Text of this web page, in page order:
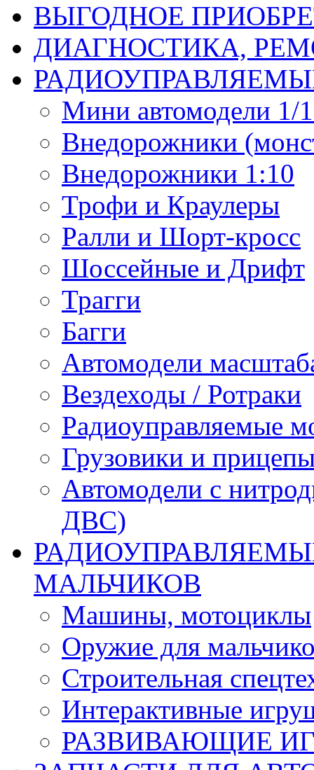
ВЫГОДНОЕ
ДИАГНОСТИКА,
Мини автомодели 1/
Внедорожники
Внедорожники 1:10
Трофи и Краулеры
Ралли и Шорт-кросс
Шоссейные и Дрифт
Трагги
Багги
Автомодели
Вездеходы / Ротраки
Радиоуправляемые
Грузовики и
Автомодели с
ДВС)
МАЛЬЧИКОВ
Машины, мотоциклы
Оружие для
Строительная
Интерактивные
РАЗВИВАЮЩИЕ